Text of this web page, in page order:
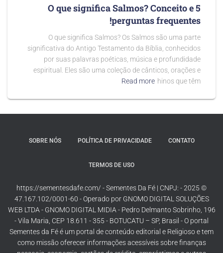
O que significa Salmos? Conceito e 5
perguntas frequentes!
O que significa Salmos? Os Salmos são uma parte
significativa do Antigo Testamento da Bíblia, conhecidos
por suas palavras poéticas, música e profundidade
espiritual. Eles são uma coleção de cânticos, orações e
hinos que têm
Read more
CONTATO
POLÍTICA DE PRIVACIDADE
SOBRE NÓS
TERMOS DE USO
© 2025 - https://sementesdafe.com/ - Sementes Da Fé | CNPJ:
47.167.102/0001-60 - Operado por GNOMO DIGITAL SOLUÇÕES
WEB LTDA - GNOMO DIGITAL MIDIA - Pedro Delmanto Sobrinho, 196
- Vila Maria, CEP 18.611 - 355 - BOTUCATU – SP, Brasil - O portal
Sementes da Fé é um portal de conteúdo editorial e Religioso e tem
como missão oferecer informações acessíveis sobre finanças